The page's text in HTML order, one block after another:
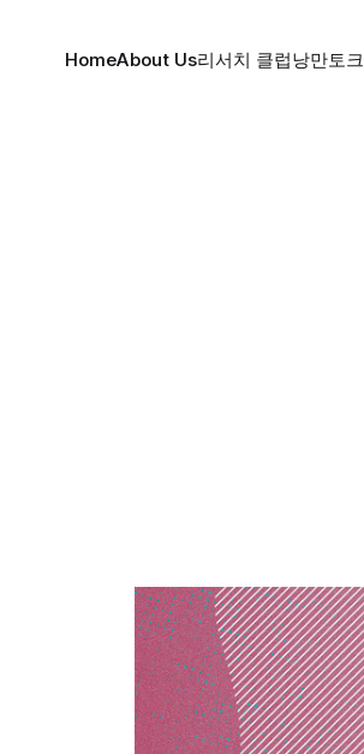
HomeAbout Us리서치 클럽낭만토크